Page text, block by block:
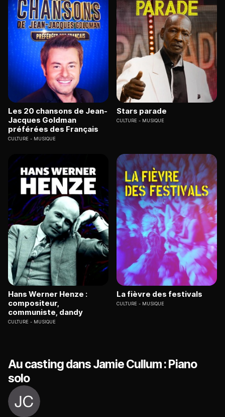
Les 20 chansons de Jean-
Jacques Goldman
préférées des Français
CULTURE MUSIQUE
Stars parade
CULTURE MUSIQUE
Hans Werner Henze :
compositeur,
communiste, dandy
CULTURE MUSIQUE
La fièvre des festivals
CULTURE MUSIQUE
Au casting dans Jamie Cullum : Piano
solo